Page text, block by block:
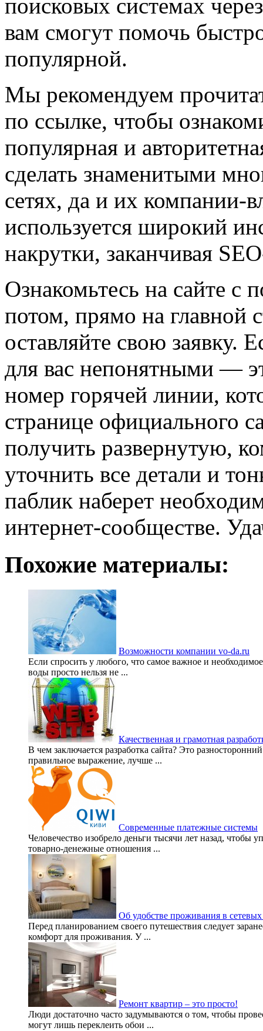
поисковых системах
вам смогут помочь
популярной.
Мы рекомендуем
по ссылке, чтобы
популярная и
сделать знаменитыми
сетях, да и их компании-
используется широкий
накрутки, заканчивая
Ознакомьтесь на сайте с
потом, прямо на главной
оставляйте свою заявку.
для вас непонятными —
номер горячей линии,
странице официального
получить развернутую,
уточнить все детали и
паблик наберет
интернет-сообществе.
Похожие материалы:
Возможности компании vo-da.ru
Если спросить у любого, что самое важное и
воды просто нельзя не ...
Качественная и грамотная
В чем заключается разработка сайта? Это
правильное выражение, лучше ...
Современные платежные системы
Человечество изобрело деньги тысячи лет назад, чтобы
товарно-денежные отношения ...
Об удобстве проживания в сетевых
Перед планированием своего путешествия следует
комфорт для проживания. У ...
Ремонт квартир – это просто!
Люди достаточно часто задумываются о том, чтобы
могут лишь переклеить обои ...